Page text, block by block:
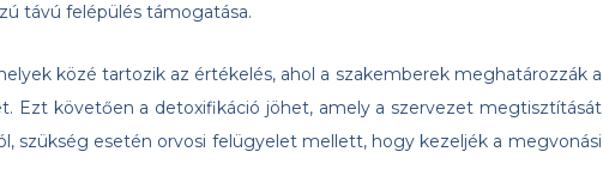
távú felépülés támogatása.
közé tartozik az értékelés, ahol a szakemberek meghatározzák a
Ezt követően a detoxifikáció jöhet, amely a szervezet megtisztítását
szükség esetén orvosi felügyelet mellett, hogy kezeljék a megvonási